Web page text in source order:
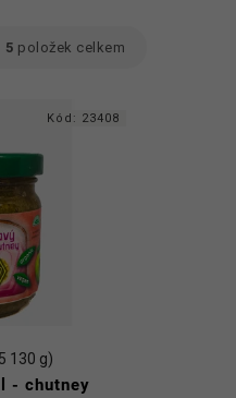
5 položek celkem
- chutney
130 g)
Kód: 23408